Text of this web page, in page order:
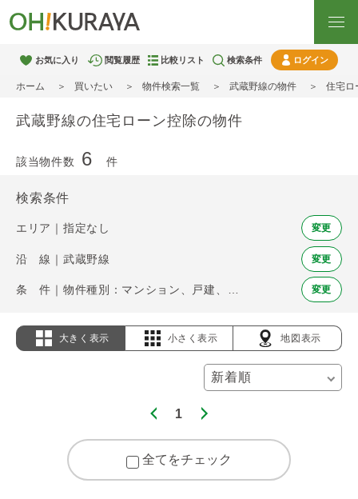
お気に入り 閲覧履歴 比較リスト 検索条件 ログイン
ホーム 買いたい 物件検索一覧 武蔵野線の物件 住宅ロ
武蔵野線の住宅ローン控除の物件
該当物件数 6 件
検索条件
エリア｜指定なし 変更
沿 線｜武蔵野線 変更
変更
大きく表示 小さく表示 地図表示
1
全てをチェック